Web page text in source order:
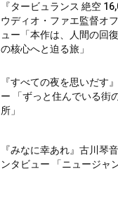
『タービュランス 絶空
ウディオ・ファエ監督オ
ュー「本作は、人間の回
の核心へと迫る旅」
『すべての夜を思いだす
ー 「ずっと住んでいる街
所」
『みなに幸あれ』古川琴
ンタビュー 「ニュージャ